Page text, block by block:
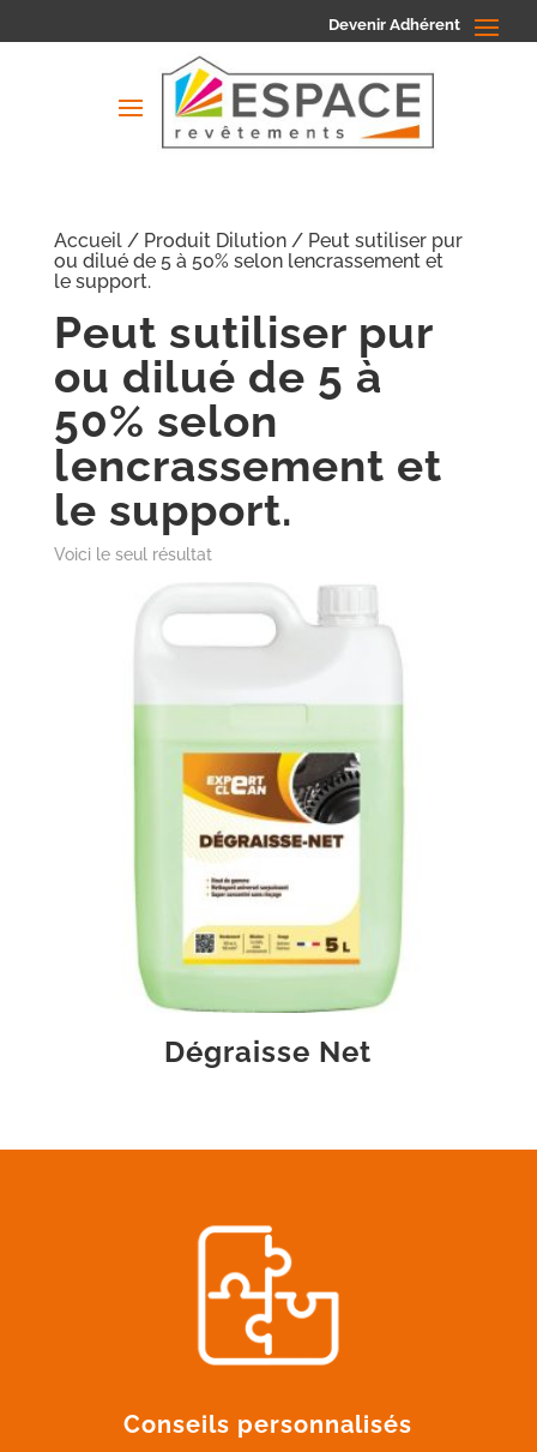
Devenir Adhérent
Accueil/ Produit Dilution / Peut sutiliser pur
ou dilué de 5 à 50% selon lencrassement et
le support.
Peut sutiliser pur
ou dilué de 5 à
50% selon
lencrassement et
le support.
Voici le seul résultat
Dégraisse Net
Conseils personnalisés